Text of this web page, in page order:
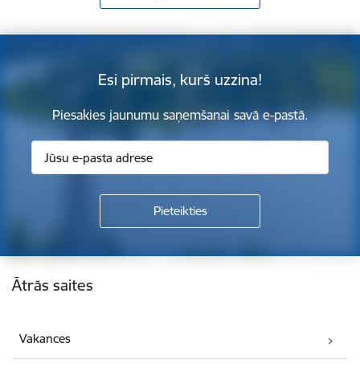
Esi pirmais, kurš uzzina!
Piesakies jaunumu saņemšanai savā e-pastā.
Kājene
Ātrās saites
Vakances